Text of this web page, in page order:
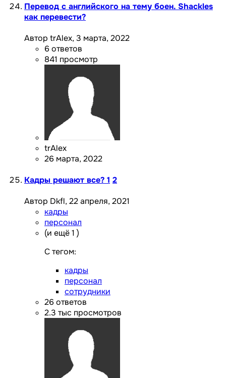
Перевод с английского на тему боен. Shackles
как перевести?
Автор trAlex, 3 марта, 2022
6 ответов
841 просмотр
trAlex
26 марта, 2022
Кадры решают все? 1 2
Автор Dkfl, 22 апреля, 2021
кадры
персонал
(и ещё 1 )
C тегом:
кадры
персонал
сотрудники
26 ответов
2.3 тыс просмотров